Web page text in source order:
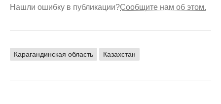
Нашли ошибку в публикации?Сообщите нам об этом.
Карагандинская область Казахстан